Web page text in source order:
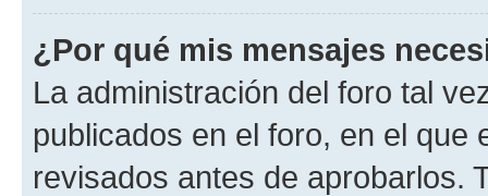
¿Por qué mis mensajes
La administración del foro tal
publicados en el foro, en el
revisados antes de aprobarlos.